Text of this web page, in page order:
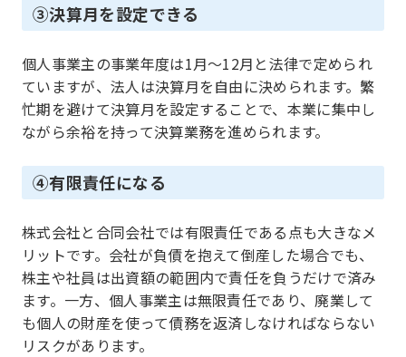
③決算月を設定できる
個人事業主の事業年度は1月～12月と法律で定められ
ていますが、法人は決算月を自由に決められます。繁
忙期を避けて決算月を設定することで、本業に集中し
ながら余裕を持って決算業務を進められます。
④有限責任になる
株式会社と合同会社では有限責任である点も大きなメ
リットです。会社が負債を抱えて倒産した場合でも、
株主や社員は出資額の範囲内で責任を負うだけで済み
ます。一方、個人事業主は無限責任であり、廃業して
も個人の財産を使って債務を返済しなければならない
リスクがあります。